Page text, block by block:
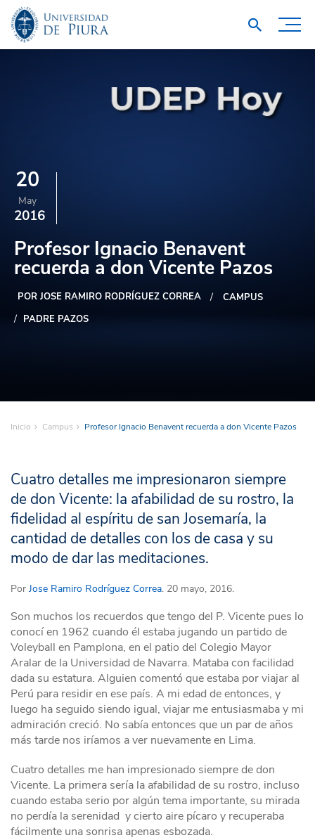
20
May
2016
Profesor Ignacio Benavent
recuerda a don Vicente Pazos
POR JOSE RAMIRO RODRÍGUEZ CORREA
CAMPUS
PADRE PAZOS
Inicio Campus Profesor Ignacio Benavent recuerda a don Vicente Pazos
Cuatro detalles me impresionaron siempre
de don Vicente: la afabilidad de su rostro, la
fidelidad al espíritu de san Josemaría, la
cantidad de detalles con los de casa y su
modo de dar las meditaciones.
Por Jose Ramiro Rodríguez Correa. 20 mayo, 2016.
Son muchos los recuerdos que tengo del P. Vicente pues lo
conocí en 1962 cuando él estaba jugando un partido de
Voleyball en Pamplona, en el patio del Colegio Mayor
Aralar de la Universidad de Navarra. Mataba con facilidad
dada su estatura. Alguien comentó que estaba por viajar al
Perú para residir en ese país. A mi edad de entonces, y
luego ha seguido siendo igual, viajar me entusiasmaba y mi
admiración creció. No sabía entonces que un par de años
más tarde nos iríamos a ver nuevamente en Lima.
Cuatro detalles me han impresionado siempre de don
Vicente. La primera sería la afabilidad de su rostro, incluso
cuando estaba serio por algún tema importante, su mirada
no perdía la serenidad y cierto aire pícaro y recuperaba
fácilmente una sonrisa apenas esbozada.